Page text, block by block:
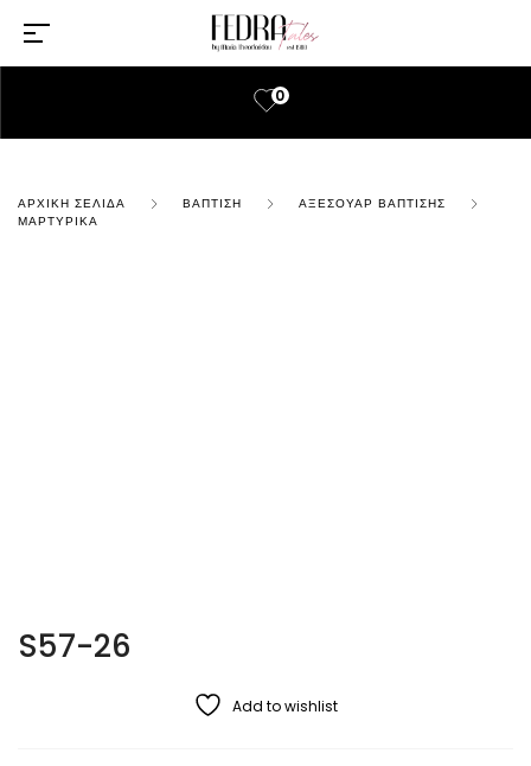
0
ΑΡΧΙΚΉ ΣΕΛΊΔΑ ΒΆΠΤΙΣΗ
ΑΞΕΣΟΥΆΡ ΒΆΠΤΙΣΗΣ
ΜΑΡΤΥΡΙΚΆ
S57-26
Add to wishlist